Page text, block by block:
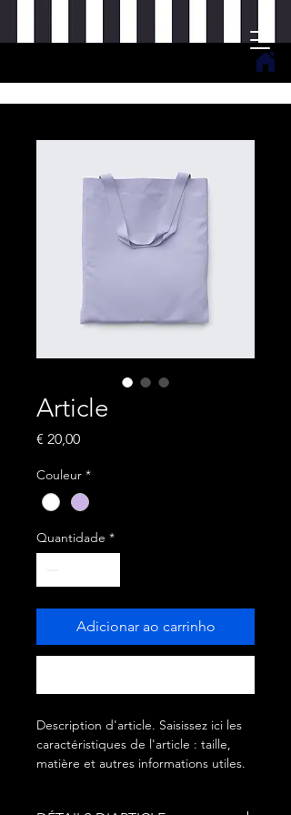
Article
€ 20,00Preço
Couleur *
Quantidade *
Adicionar ao carrinho
Description d'article. Saisissez ici les
caractéristiques de l'article : taille,
matière et autres informations utiles.